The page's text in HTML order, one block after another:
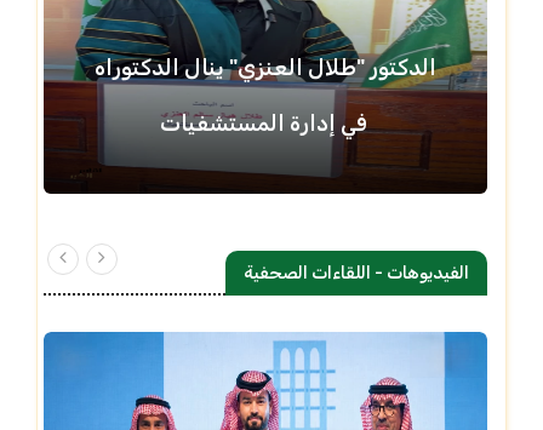
الدكتور "طلال العنزي" ينال الدكتوراه
في إدارة المستشفيات
الفيديوهات - اللقاءات الصحفية